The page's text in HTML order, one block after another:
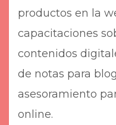
productos en la
capacitaciones
contenidos
de notas para
asesoramiento
online.